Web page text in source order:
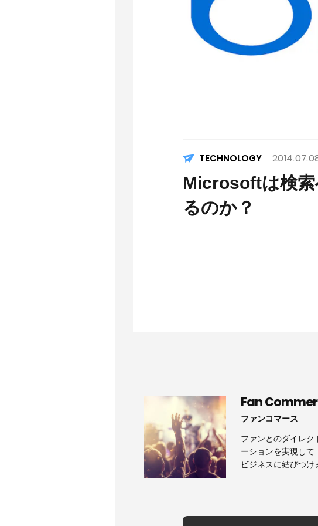
TECHNOLOGY
Microsoftは検
るのか？
Fan
ファンコマース
ファンとのダイレク
ーションを実現して
ビジネスに結びつけ